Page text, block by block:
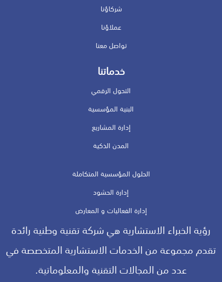
شركاؤنا
عملاؤنا
تواصل معنا
خدماتنا
التحول الرقمي
البنية المؤسسية
إدارة المشاريع
المدن الذكية
الحلول المؤسسية المتكاملة
إدارة الحشود
إدارة الفعاليات و المعارض
رؤية الخبراء الاستشارية هي شركة تقنية وطنية رائدة
تقدم مجموعة من الخدمات الاستشارية المتخصصة في
عدد من المجالات التقنية والمعلوماتية.